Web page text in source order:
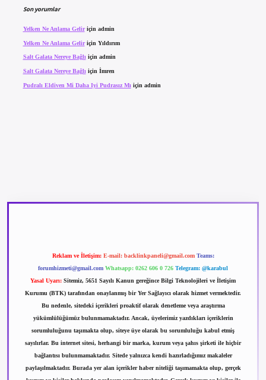
Son yorumlar
Yelken Ne Anlama Geliriçin admin
Yelken Ne Anlama Geliriçin Yıldırım
Salt Galata Nereye Bağlıiçin admin
Salt Galata Nereye Bağlı için İmren
Pudralı Eldiven Mi Daha Iyi Pudrasız Mı için admin
Reklam ve İletişim: E-mail: backlinkpaneli@gmail.com Teams:
forumhizmeti@gmail.com Whatsapp: 0262 606 0 726 Telegram: @karabul
Yasal Uyarı: Sitemiz, 5651 Sayılı Kanun gereğince Bilgi Teknolojileri ve İletişim
Kurumu (BTK) tarafından onaylanmış bir Yer Sağlayıcı olarak hizmet vermektedir.
Bu nedenle, sitedeki içerikleri proaktif olarak denetleme veya araştırma
yükümlülüğümüz bulunmamaktadır. Ancak, üyelerimiz yazdıkları içeriklerin
sorumluluğunu taşımakta olup, siteye üye olarak bu sorumluluğu kabul etmiş
sayılırlar. Bu internet sitesi, herhangi bir marka, kurum veya şahıs şirketi ile hiçbir
bağlantısı bulunmamaktadır. Sitede yalnızca kendi hazırladığımız makaleler
paylaşılmaktadır. Burada yer alan içerikler haber niteliği taşımamakta olup, gerçek